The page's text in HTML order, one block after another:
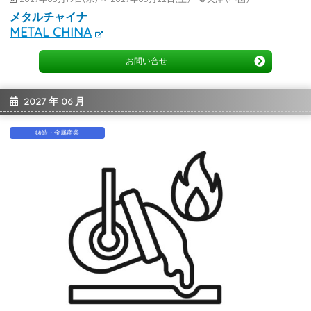
メタルチャイナ
METAL CHINA
お問い合せ
2027 年 06 月
鋳造・金属産業